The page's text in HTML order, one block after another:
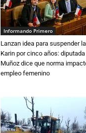
Informando Primero
Lanzan idea para suspender
Karin por cinco años:
Muñoz dice que norma
empleo femenino